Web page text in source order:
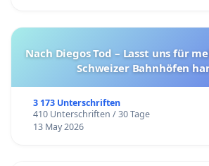
Nach Diegos Tod – Lasst uns für
Schweizer Bahnhöfen
3 173 Unterschriften
410 Unterschriften / 30 Tage
13 May 2026